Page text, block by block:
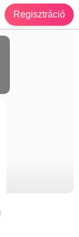
Regisztráció